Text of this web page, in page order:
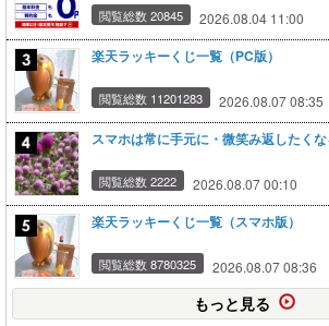
閲覧総数 20845 2026.08.04 11:00
楽天ラッキーくじ一覧（PC版）
閲覧総数 11201283 2026.08.07 08:35
スマホは常に手元に・微笑み返したく
閲覧総数 2222 2026.08.07 00:10
楽天ラッキーくじ一覧（スマホ版）
閲覧総数 8780325 2026.08.07 08:36
もっと見る